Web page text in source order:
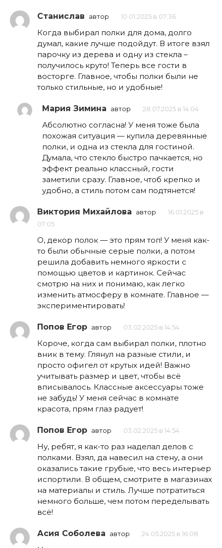
Станислав автор 10.01.2025 в 07:36
Когда выбирал полки для дома, долго
думал, какие лучше подойдут. В итоге взял
парочку из дерева и одну из стекла –
получилось круто! Теперь все гости в
восторге. Главное, чтобы полки были не
только стильные, но и удобные!
Мария Зимина автор 28.07.2025 в 14:04
Абсолютно согласна! У меня тоже была
похожая ситуация — купила деревянные
полки, и одна из стекла для гостиной.
Думала, что стекло быстро пачкается, но
эффект реально классный, гости
заметили сразу. Главное, чтоб крепко и
удобно, а стиль потом сам подтянется!
Виктория Михайлова автор
16.01.2025 в
07:05
О, декор полок — это прям топ! У меня как-
то были обычные серые полки, а потом
решила добавить немного яркости с
помощью цветов и картинок. Сейчас
смотрю на них и понимаю, как легко
изменить атмосферу в комнате. Главное —
экспериментировать!
Попов Егор автор 03.02.2025 в 14:54
Короче, когда сам выбирал полки, плотно
вник в тему. Глянул на разные стили, и
просто офигел от крутых идей! Важно
учитывать размер и цвет, чтобы всё
вписывалось. Классные аксессуары тоже
не забудь! У меня сейчас в комнате
красота, прям глаз радует!
Попов Егор автор 03.02.2025 в 14:54
Ну, ребят, я как-то раз наделал делов с
полками. Взял, да навесил на стену, а они
оказались такие грубые, что весь интерьер
испортили. В общем, смотрите в магазинах
на материалы и стиль. Лучше потратиться
немного больше, чем потом переделывать
всё!
Асия Соболева автор 24.05.2025 в 16:08